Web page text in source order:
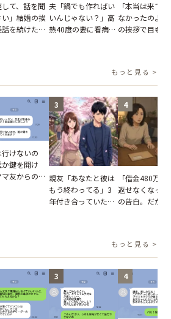
して、話を聞
い」結婚の挨
を続けた義
夫「鍋でも作ればい
いんじゃない？」高
熱40度の妻に看病な
「本当は来て
なかったのよ
の挨拶で目も
もっと見る >
行けないの
鍵を開け
友からの
3
親友「あなたと彼は
もう終わってる」3
年付き合っていた彼
4
「借金480万、
返せなくなっ
の告白。だが
もっと見る >
3 4